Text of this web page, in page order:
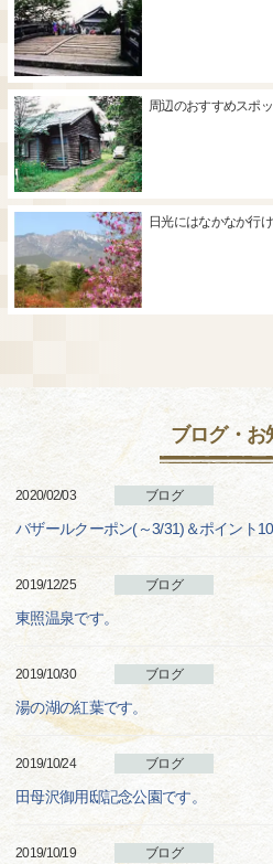
周辺のおすすめスポ
日光にはなかなか行
ブログ・お
2020/02/03 ブログ
バザールクーポン(～3/31)＆ポイント10
2019/12/25 ブログ
東照温泉です。
2019/10/30 ブログ
湯の湖の紅葉です。
2019/10/24 ブログ
田母沢御用邸記念公園です。
2019/10/19 ブログ